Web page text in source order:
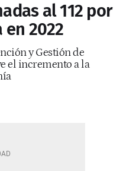
al 112 por
2022
y Gestión de
el incremento a la